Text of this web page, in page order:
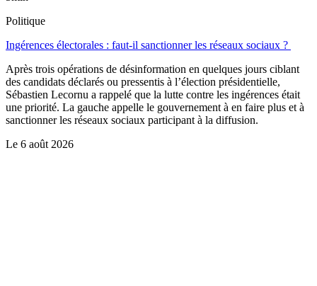
Politique
Ingérences électorales : faut-il sanctionner les réseaux sociaux ?
Après trois opérations de désinformation en quelques jours ciblant
des candidats déclarés ou pressentis à l’élection présidentielle,
Sébastien Lecornu a rappelé que la lutte contre les ingérences était
une priorité. La gauche appelle le gouvernement à en faire plus et à
sanctionner les réseaux sociaux participant à la diffusion.
Le 6 août 2026